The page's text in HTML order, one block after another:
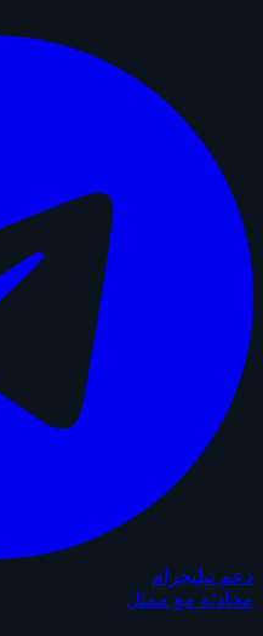
دعم تيليجرام
محادثة مع ممثل